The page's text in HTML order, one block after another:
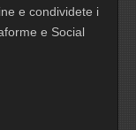
e condividete i
e Social